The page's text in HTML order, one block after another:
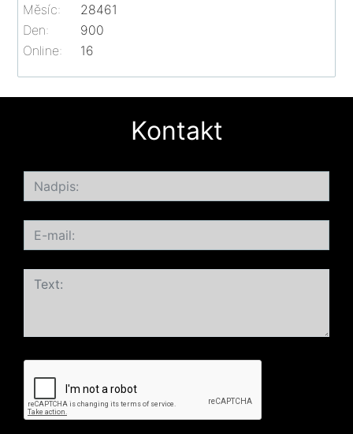
Online: 16
Měsíc:
28461
Den:
900
Kontakt